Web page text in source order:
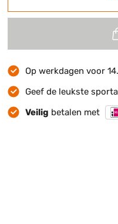
Op werkdagen voor
Geef de leukste
Veilig betalen met